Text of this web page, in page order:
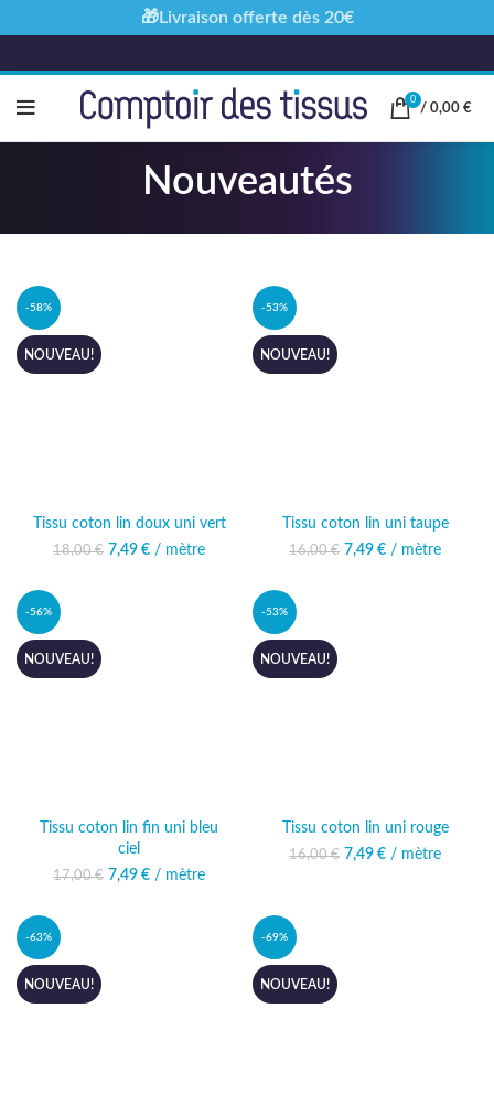
0
/ 0,00 €
Nouveautés
-58%
NOUVEAU!
Tissu coton lin doux uni vert
18,00€ Le prix initial était :
7,49 € Le prix actuel
/ mètre
-53%
NOUVEAU!
Tissu coton lin uni taupe
16,00€ Le prix initial était :
7,49 € Le prix actuel
/ mètre
-56%
NOUVEAU!
Tissu coton lin fin uni bleu
ciel
17,00€ Le prix initial était :
7,49 € Le prix actuel
/ mètre
-53%
NOUVEAU!
Tissu coton lin uni rouge
16,00€ Le prix initial était :
7,49 € Le prix actuel
/ mètre
-63%
NOUVEAU!
-69%
NOUVEAU!
🎁Livraison offerte dès 20€